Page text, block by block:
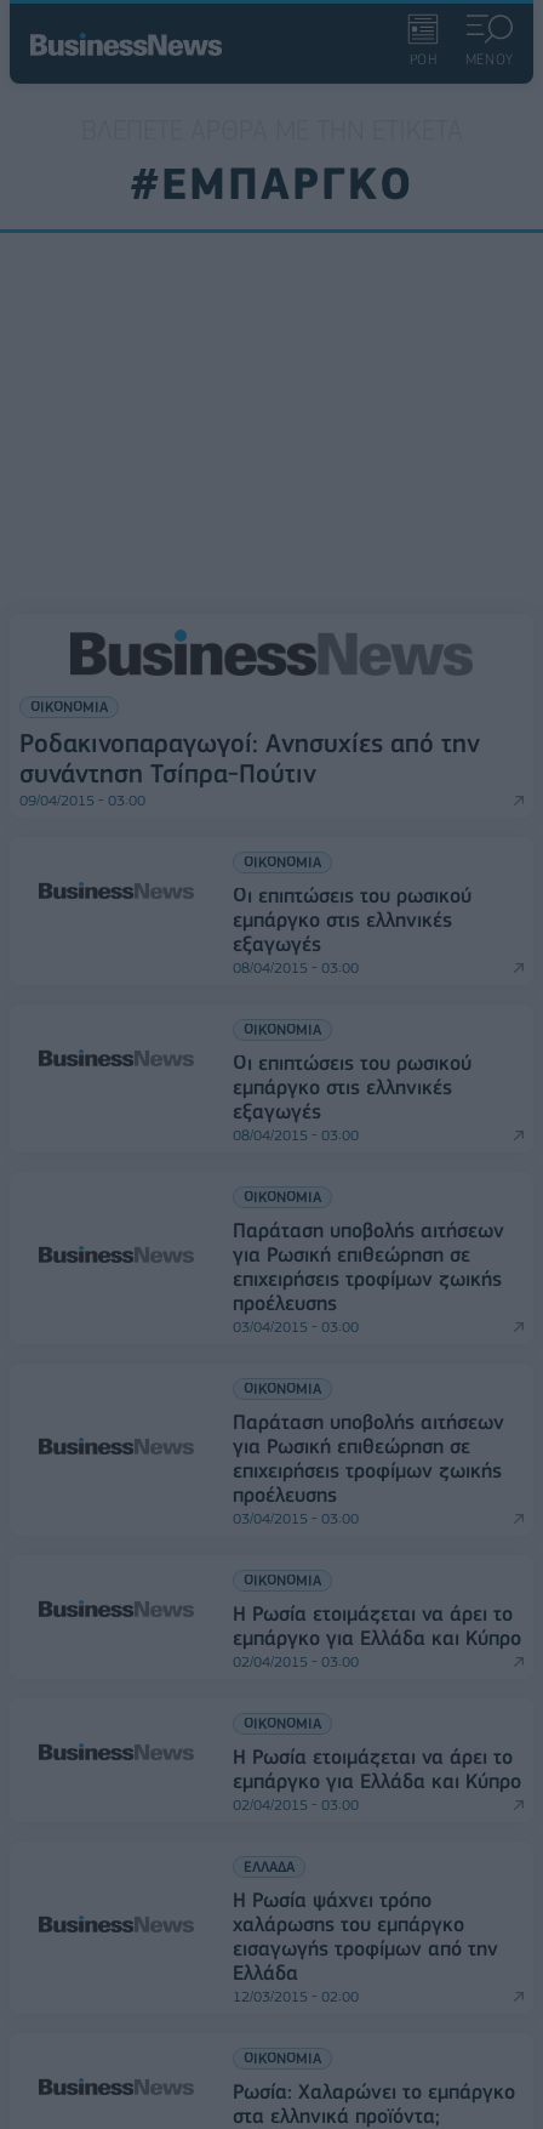
ΡΟΗ ΜΕΝΟΥ
#ΕΜΠΑΡΓΚΟ
ΟΙΚΟΝΟΜΙΑ
Ροδακινοπαραγωγοί: Ανησυχίες από την
συνάντηση Τσίπρα-Πούτιν
09/04/2015 - 03:00
ΟΙΚΟΝΟΜΙΑ
Οι επιπτώσεις του ρωσικού
εμπάργκο στις ελληνικές
εξαγωγές
08/04/2015 - 03:00
ΟΙΚΟΝΟΜΙΑ
Οι επιπτώσεις του ρωσικού
εμπάργκο στις ελληνικές
εξαγωγές
08/04/2015 - 03:00
ΟΙΚΟΝΟΜΙΑ
Παράταση υποβολής αιτήσεων
για Ρωσική επιθεώρηση σε
επιχειρήσεις τροφίμων ζωικής
προέλευσης
03/04/2015 - 03:00
ΟΙΚΟΝΟΜΙΑ
Παράταση υποβολής αιτήσεων
για Ρωσική επιθεώρηση σε
επιχειρήσεις τροφίμων ζωικής
προέλευσης
03/04/2015 - 03:00
ΟΙΚΟΝΟΜΙΑ
Η Ρωσία ετοιμάζεται να άρει το
εμπάργκο για Ελλάδα και Κύπρο
02/04/2015 - 03:00
ΟΙΚΟΝΟΜΙΑ
Η Ρωσία ετοιμάζεται να άρει το
εμπάργκο για Ελλάδα και Κύπρο
02/04/2015 - 03:00
ΕΛΛΑΔΑ
Η Ρωσία ψάχνει τρόπο
χαλάρωσης του εμπάργκο
εισαγωγής τροφίμων από την
Ελλάδα
12/03/2015 - 02:00
ΟΙΚΟΝΟΜΙΑ
Ρωσία: Χαλαρώνει το εμπάργκο
στα ελληνικά προϊόντα;